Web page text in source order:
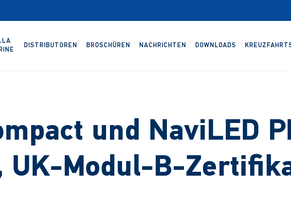
DISTRIBUTOREN BROSCHÜREN NACHRICHTEN DOWNLOADS
und NaviLED
UK-Modul-B-